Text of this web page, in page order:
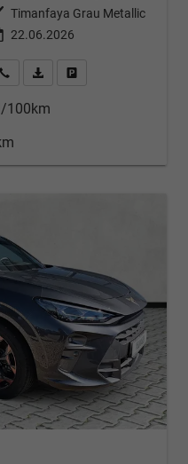
Timanfaya Grau Metallic
22.06.2026
Kontakt & Angebot anfordern
PDF-Datei, Fahrzeugexposé
100km